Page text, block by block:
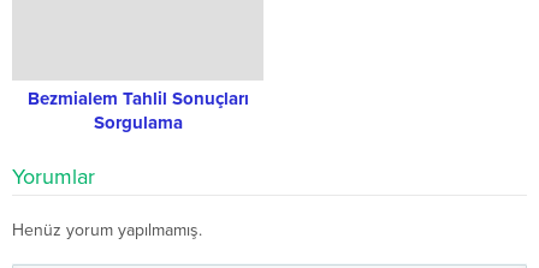
Bezmialem Tahlil Sonuçları
Sorgulama
Yorumlar
Henüz yorum yapılmamış.